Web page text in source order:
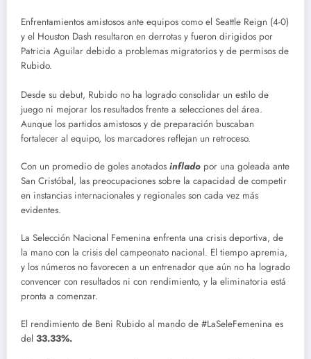
Enfrentamientos amistosos ante equipos como el Seattle Reign (4-0)
y el Houston Dash resultaron en derrotas y fueron dirigidos por
Patricia Aguilar debido a problemas migratorios y de permisos de
Rubido.
Desde su debut, Rubido no ha logrado consolidar un estilo de
juego ni mejorar los resultados frente a selecciones del área.
Aunque los partidos amistosos y de preparación buscaban
fortalecer al equipo, los marcadores reflejan un retroceso.
Con un promedio de goles anotados inflado por una goleada ante
San Cristóbal, las preocupaciones sobre la capacidad de competir
en instancias internacionales y regionales son cada vez más
evidentes.
La Selección Nacional Femenina enfrenta una crisis deportiva, de
la mano con la crisis del campeonato nacional. El tiempo apremia,
y los números no favorecen a un entrenador que aún no ha logrado
convencer con resultados ni con rendimiento, y la eliminatoria está
pronta a comenzar.
El rendimiento de Beni Rubido al mando de #LaSeleFemenina es
del 33.33%.